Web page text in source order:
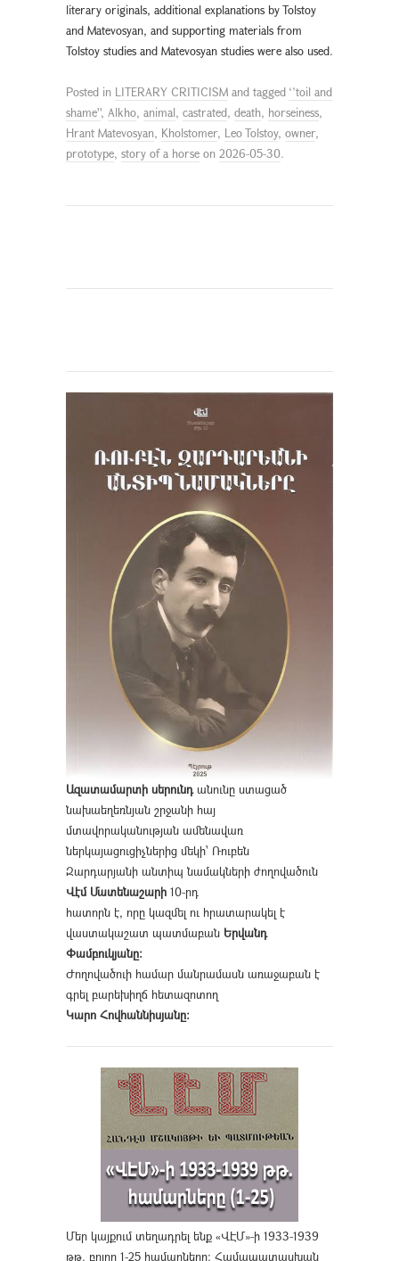
literary originals, additional explanations by Tolstoy
and Matevosyan, and supporting materials from
Tolstoy studies and Matevosyan studies were also used.
Posted in LITERARY CRITICISM and tagged ‘’toil and
shame'', Alkho, animal, castrated, death, horseiness,
Hrant Matevosyan, Kholstomer, Leo Tolstoy, owner,
prototype, story of a horse on 2026-05-30.
Ազատամարտի սերունդանունը ստացած
նախաեղեռնյան շրջանի հայ
մտավորականության ամենավառ
ներկայացուցիչներից մեկի՝ Ռուբեն
Զարդարյանի անտիպ նամակների ժողովածուն
Վէմ Մատենաշարի 10-րդ
հատորն է, որը կազմել ու հրատարակել է
վաստակաշատ պատմաբան Երվանդ
Փամբուկյանը։
Ժողովածուի համար մանրամասն առաջաբան է
գրել բարեխիղճ հետազոտող
Կարո Հովհաննիսյանը։
Մեր կայքում տեղադրել ենք «ՎԷՄ»-ի 1933-1939
թթ. բոլոր 1-25 համարները։ Համապատասխան